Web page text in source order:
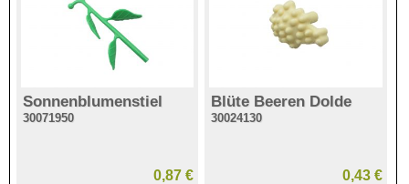
Sonnenblumenstiel
30071950
0,87 €
Blüte Beeren Dolde
30024130
0,43 €